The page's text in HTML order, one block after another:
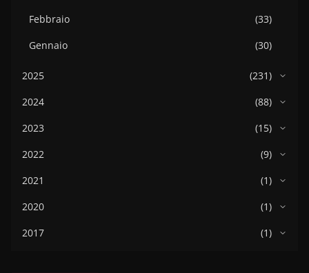
Febbraio
(33)
Gennaio
(30)
2025
(231)
2024
(88)
2023
(15)
2022
(9)
2021
(1)
2020
(1)
2017
(1)